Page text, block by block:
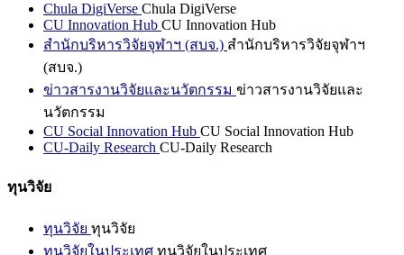
Chula DigiVerse Chula DigiVerse
CU Innovation Hub CU Innovation Hub
สำนักบริหารวิจัยจุฬาฯ (สบจ.) สำนักบริหารวิจัยจุฬาฯ
(สบจ.)
ข่าวสารงานวิจัยและนวัตกรรม ข่าวสารงานวิจัยและ
นวัตกรรม
CU Social Innovation Hub CU Social Innovation Hub
CU-Daily Research CU-Daily Research
ทุนวิจัย
ทุนวิจัย ทุนวิจัย
ทุนวิจัยในประเทศ ทุนวิจัยในประเทศ